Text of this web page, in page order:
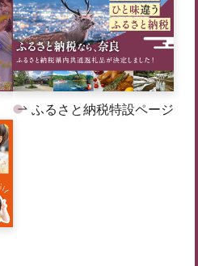
ふるさと納税特設ページ